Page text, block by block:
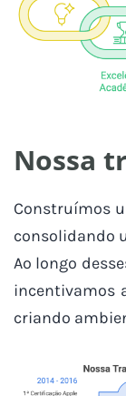
Nossa
Construímos
consolidando
Ao longo
incentivamos
criando